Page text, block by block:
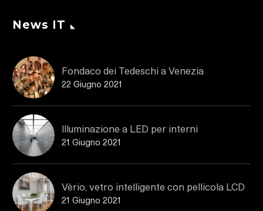
News IT
Fondaco dei Tedeschi a Venezia
22 Giugno 2021
Illuminazione a LED per interni
21 Giugno 2021
Vèrio, vetro intelligente con pellicola LCD
21 Giugno 2021